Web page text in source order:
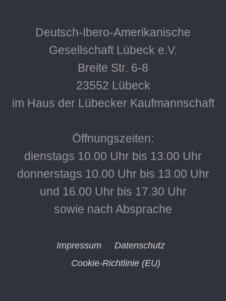
Deutsch-Ibero-Amerikanische
Gesellschaft Lübeck e.V.
Breite Str. 6-8
23552 Lübeck
im Haus der Lübecker Kaufmannschaft
Öffnungszeiten:
dienstags 10.00 Uhr bis 13.00 Uhr
donnerstags 10.00 Uhr bis 13.00 Uhr
und 16.00 Uhr bis 17.30 Uhr
sowie nach Absprache
Impressum
Datenschutz
Cookie-Richtlinie (EU)